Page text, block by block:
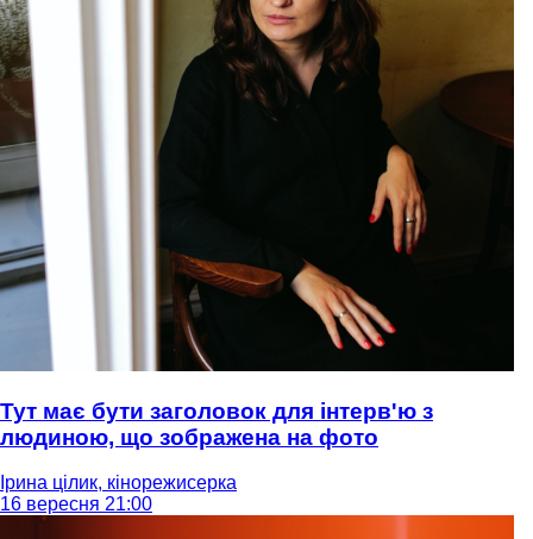
Тут має бути заголовок для інтерв'ю з
людиною, що зображена на фото
Ірина цілик, кінорежисерка
16 вересня 21:00